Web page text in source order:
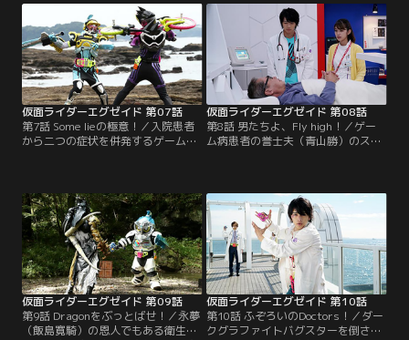
恭）、貴利矢（小野塚勇人）にも奪
われたガシャットの捜索を依頼す
る。永夢（飯島寛騎）がゲーム病に
侵された男（町井祥真）を発見し
た。が、飛彩（瀬戸利樹）らによる
とガシャットを盗んだ男で…。
したコラボスバグスターを彼女から
分離する。ブレイブの呼びかけにグ
ラファイト（町井祥真）が姿を現す
と、永夢（飯島寛騎）もエグゼイド
に変身、ドレミファビートを攻略
し…。
仮面ライダーエグゼイド 第07話
第7話 Some lieの極意！／入院患者
から二つの症状を併発するゲーム病
離に成功するが、またも現れたゲン
ムに邪魔をされバグスターを逃がし
てしまう。黒いエグゼイド＝ゲンム
をなんとかしなければ…。そんな永
夢らの前に貴利矢（小野塚勇人）
が…。
仮面ライダーエグゼイド 第08話
第8話 男たちよ、Fly high！／ゲー
ム病患者の誉士夫（青山勝）のスト
騎）は工場へと駆けつける。が、一
足早く来ていたスナイプがバグスタ
ーからガシャットをゲット。バグス
ターを人質にとり、ガシャットを賭
けて勝負しろと永夢に迫る。
仮面ライダーエグゼイド 第09話
第9話 Dragonをぶっとばせ！／永夢
（飯島寛騎）の恩人でもある衛生省
仮面ライダーエグゼイド 第10話
第10話 ふぞろいのDoctors！／ダー
クグラファイトバグスターを倒さな